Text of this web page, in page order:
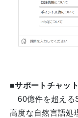
■サポートチャッ
60億件を超える
高度な自然言語処